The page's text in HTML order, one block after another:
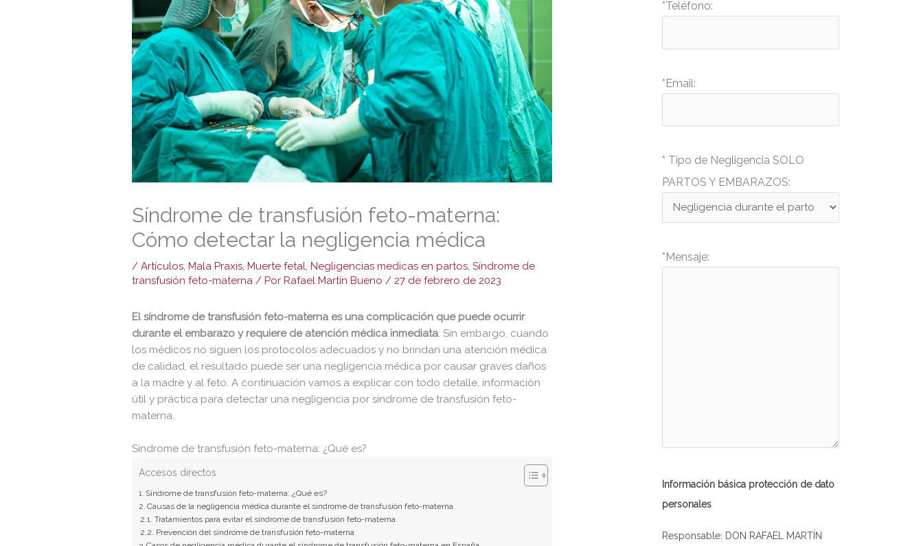
Síndrome de transfusión feto-materna:
Cómo detectar la negligencia médica
/Artículos,Mala Praxis,Muerte fetal,Negligencias medicas en partos,Síndrome de
transfusión feto-materna / PorRafael Martín Bueno/ 27 de febrero de 2023
El síndrome de transfusión feto-materna es una complicación que puede ocurrir
durante el embarazo y requiere de atención médica inmediata. Sin embargo, cuando
los médicos no siguen los protocolos adecuados y no brindan una atención médica
de calidad, el resultado puede ser una negligencia médica por causar graves daños
a la madre y al feto. A continuación vamos a explicar con todo detalle, información
útil y práctica para detectar una negligencia por síndrome de transfusión feto-
materna.
Síndrome de transfusión feto-materna: ¿Qué es?
Accesos directos
Síndrome de transfusión feto-materna: ¿Qué es?
Causas de la negligencia médica durante el síndrome de transfusión feto-materna
Tratamientos para evitar el síndrome de transfusión feto-materna
Prevención del síndrome de transfusión feto-materna
*Teléfono:
*Email:
* Tipo de Negligencia SOLO
PARTOS Y EMBARAZOS:
*Mensaje:
Información básica protección de dato
personales
Responsable: DON RAFAEL MARTÍN